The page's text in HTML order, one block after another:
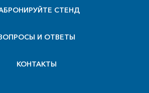
СТЕНД
И ОТВЕТЫ
КОНТАКТЫ